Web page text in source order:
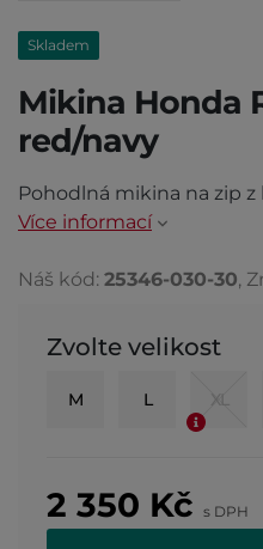
Skladem
Mikina Honda
red/navy
Pohodlná mikina na zip
Více informací
Náš kód: 25346-030-30,
Zvolte velikost
M L XL
2 350 Kč s DPH